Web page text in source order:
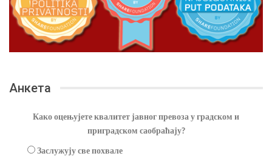
Анкета
Како оцењујете квалитет јавног превоза у градском и
приградском саобраћају?
Заслужују све похвале